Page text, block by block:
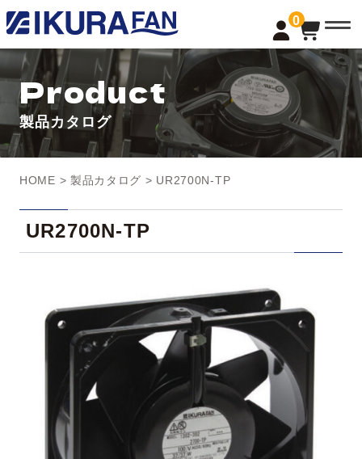
0
t
o
g
l
e
a
v
i
g
a
n
Product
製品カタログ
HOME > 製品カタログ > UR2700N-TP
UR2700N-TP